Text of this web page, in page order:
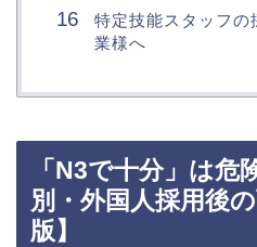
特定技能スタッフの
業様へ
「N3で十分」は
別・外国人採用後
版】